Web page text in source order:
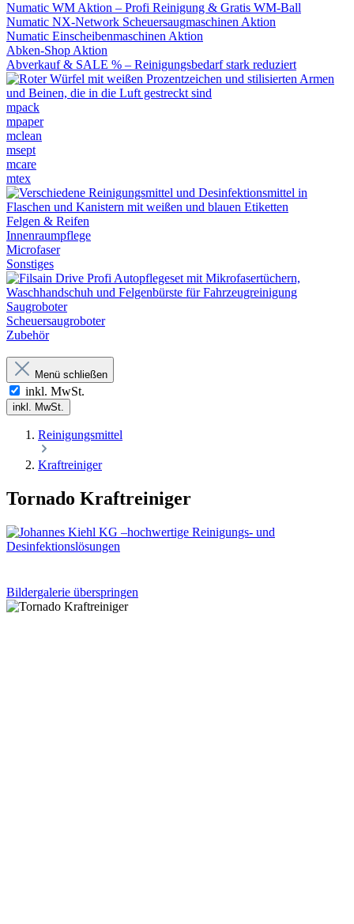
Numatic WM Aktion – Profi Reinigung & Gratis WM-Ball
Numatic NX-Network Scheuersaugmaschinen Aktion
Numatic Einscheibenmaschinen Aktion
Abken-Shop Aktion
Abverkauf & SALE % – Reinigungsbedarf stark reduziert
mpack
mpaper
mclean
msept
mcare
mtex
Felgen & Reifen
Innenraumpflege
Microfaser
Sonstiges
Saugroboter
Scheuersaugroboter
Zubehör
Menü schließen
inkl. MwSt.
inkl. MwSt.
Reinigungsmittel
Kraftreiniger
Tornado Kraftreiniger
Bildergalerie überspringen